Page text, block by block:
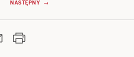
NASTĘPNY →